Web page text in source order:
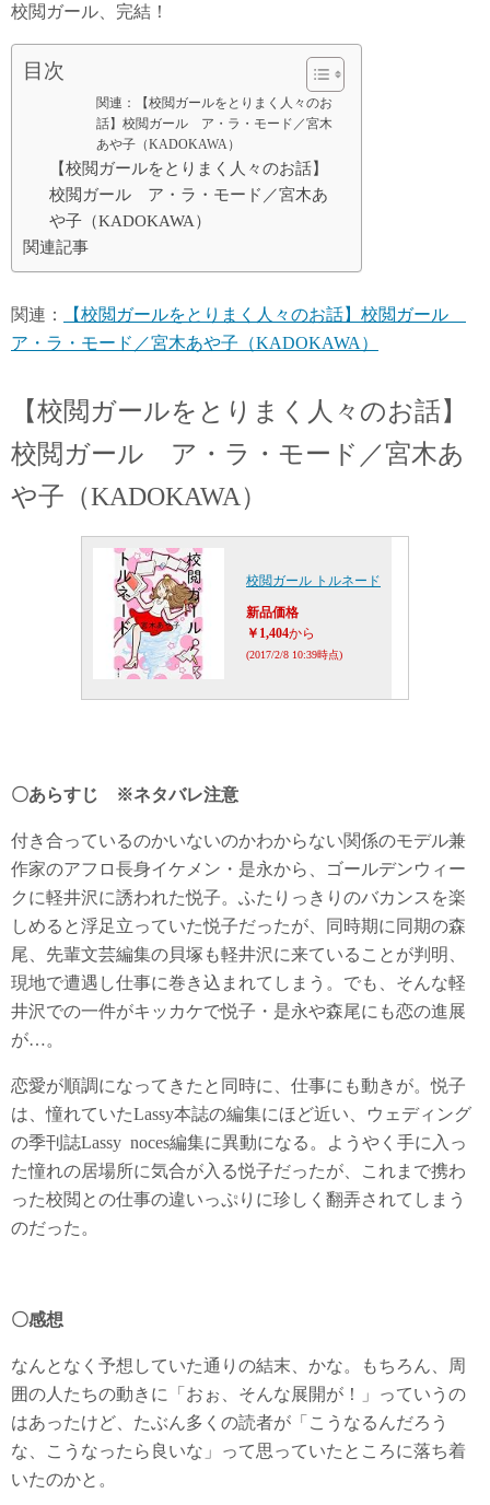
校閲ガール、完結！
目次
関連：【校閲ガールをとりまく人々のお
話】校閲ガール ア・ラ・モード／宮木
あや子（KADOKAWA）
【校閲ガールをとりまく人々のお話】
校閲ガール ア・ラ・モード／宮木あ
や子（KADOKAWA）
関連記事
関連：
【校閲ガールをとりまく人々のお話】校閲ガール
ア・ラ・モード／宮木あや子（KADOKAWA）
【校閲ガールをとりまく人々のお話】
校閲ガール ア・ラ・モード／宮木あ
や子（KADOKAWA）
校閲ガール トルネード
新品価格
￥1,404から
(2017/2/8 10:39時点)
〇あらすじ ※ネタバレ注意
付き合っているのかいないのかわからない関係のモデル兼
作家のアフロ長身イケメン・是永から、ゴールデンウィー
クに軽井沢に誘われた悦子。ふたりっきりのバカンスを楽
しめると浮足立っていた悦子だったが、同時期に同期の森
尾、先輩文芸編集の貝塚も軽井沢に来ていることが判明、
現地で遭遇し仕事に巻き込まれてしまう。でも、そんな軽
井沢での一件がキッカケで悦子・是永や森尾にも恋の進展
が…。
恋愛が順調になってきたと同時に、仕事にも動きが。悦子
は、憧れていたLassy本誌の編集にほど近い、ウェディング
の季刊誌Lassy noces編集に異動になる。ようやく手に入っ
た憧れの居場所に気合が入る悦子だったが、これまで携わ
った校閲との仕事の違いっぷりに珍しく翻弄されてしまう
のだった。
〇感想
なんとなく予想していた通りの結末、かな。もちろん、周
囲の人たちの動きに「おぉ、そんな展開が！」っていうの
はあったけど、たぶん多くの読者が「こうなるんだろう
な、こうなったら良いな」って思っていたところに落ち着
いたのかと。